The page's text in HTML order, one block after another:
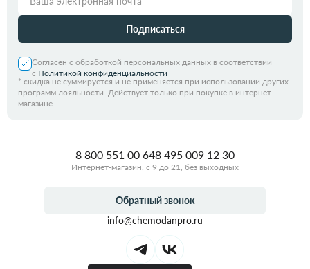
Подписаться
Согласен с обработкой персональных данных в соответствии
с Политикой конфиденциальности
* скидка не суммируется и не применяется при использовании других
программ лояльности. Действует только при покупке в интернет-
магазине.
8 800 551 00 648 495 009 12 30
Интернет-магазин, с 9 до 21, без выходных
Обратный звонок
info@chemodanpro.ru